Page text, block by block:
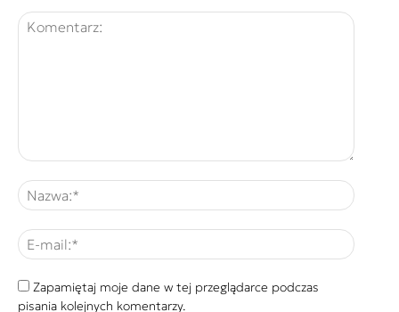
Zapamiętaj moje dane w tej przeglądarce podczas
pisania kolejnych komentarzy.